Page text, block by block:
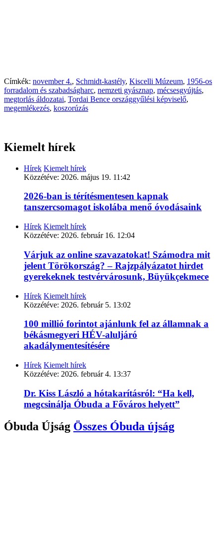
Címkék: november 4., Schmidt-kastély, Kiscelli Múzeum, 1956-os
forradalom és szabadságharc, nemzeti gyásznap, mécsesgyújtás,
megtorlás áldozatai, Tordai Bence országgyűlési képviselő,
megemlékezés, koszorúzás
Kiemelt hírek
Hírek Kiemelt hírek
Közzétéve: 2026. május 19. 11:42
2026-ban is térítésmentesen kapnak
tanszercsomagot iskolába menő óvodásaink
Hírek Kiemelt hírek
Közzétéve: 2026. február 16. 12:04
Várjuk az online szavazatokat! Számodra mit
jelent Törökország? – Rajzpályázatot hirdet
gyerekeknek testvérvárosunk, Büyükçekmece
Hírek Kiemelt hírek
Közzétéve: 2026. február 5. 13:02
100 millió forintot ajánlunk fel az államnak a
békásmegyeri HÉV-aluljáró
akadálymentesítésére
Hírek Kiemelt hírek
Közzétéve: 2026. február 4. 13:37
Dr. Kiss László a hótakarításról: “Ha kell,
megcsinálja Óbuda a Főváros helyett”
Óbuda Újság Összes Óbuda újság